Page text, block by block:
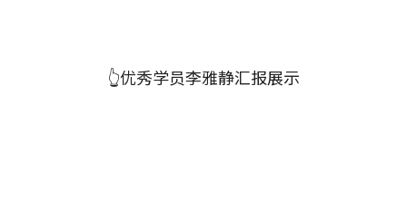
👆优秀学员李雅静汇报展示